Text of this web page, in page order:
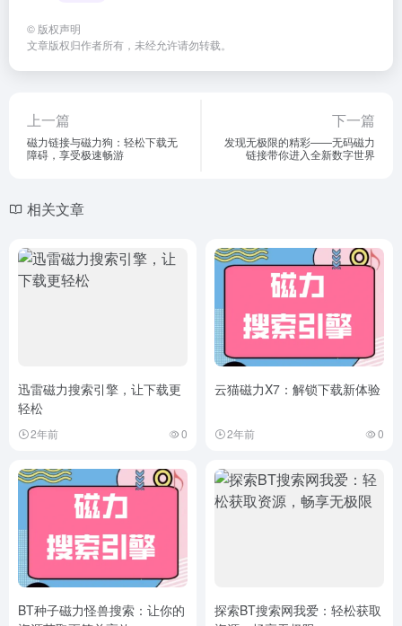
© 版权声明
文章版权归作者所有，未经允许请勿转载。
上一篇
磁力链接与磁力狗：轻松下载无
障碍，享受极速畅游
下一篇
发现无极限的精彩——无码磁力
链接带你进入全新数字世界
相关文章
迅雷磁力搜索引擎，让下载更
轻松
2年前 0
云猫磁力X7：解锁下载新体验
2年前 0
BT种子磁力怪兽搜索：让你的
探索BT搜索网我爱：轻松获取